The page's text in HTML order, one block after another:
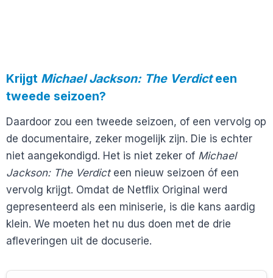
Krijgt Michael Jackson: The Verdicteen
tweede seizoen?
Daardoor zou een tweede seizoen, of een vervolg op
de documentaire, zeker mogelijk zijn. Die is echter
niet aangekondigd. Het is niet zeker of Michael
Jackson: The Verdicteen nieuw seizoen óf een
vervolg krijgt. Omdat de Netflix Original werd
gepresenteerd als een miniserie, is die kans aardig
klein. We moeten het nu dus doen met de drie
afleveringen uit de docuserie.